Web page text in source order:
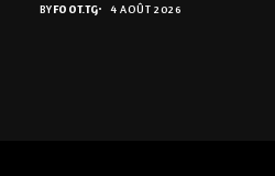
BYFOOT.TG 4 AOÛT 2026